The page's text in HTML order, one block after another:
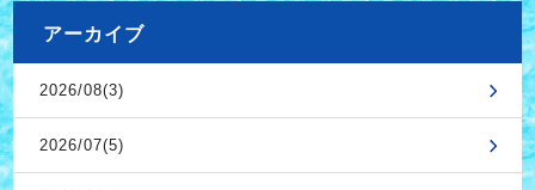
アーカイブ
2026/08(3)
2026/07(5)